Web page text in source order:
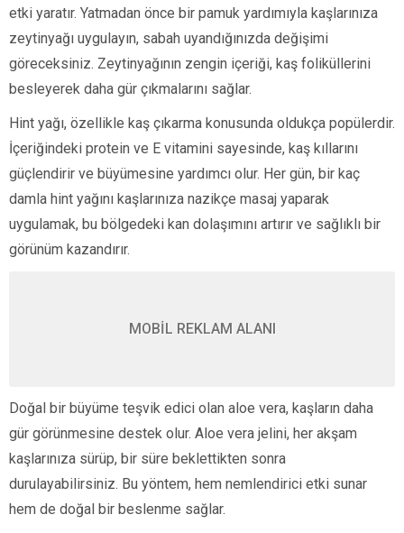
etki yaratır. Yatmadan önce bir pamuk yardımıyla kaşlarınıza
zeytinyağı uygulayın, sabah uyandığınızda değişimi
göreceksiniz. Zeytinyağının zengin içeriği, kaş foliküllerini
besleyerek daha gür çıkmalarını sağlar.
Hint yağı, özellikle kaş çıkarma konusunda oldukça popülerdir.
İçeriğindeki protein ve E vitamini sayesinde, kaş kıllarını
güçlendirir ve büyümesine yardımcı olur. Her gün, bir kaç
damla hint yağını kaşlarınıza nazikçe masaj yaparak
uygulamak, bu bölgedeki kan dolaşımını artırır ve sağlıklı bir
görünüm kazandırır.
MOBİL REKLAM ALANI
Doğal bir büyüme teşvik edici olan aloe vera, kaşların daha
gür görünmesine destek olur. Aloe vera jelini, her akşam
kaşlarınıza sürüp, bir süre beklettikten sonra
durulayabilirsiniz. Bu yöntem, hem nemlendirici etki sunar
hem de doğal bir beslenme sağlar.